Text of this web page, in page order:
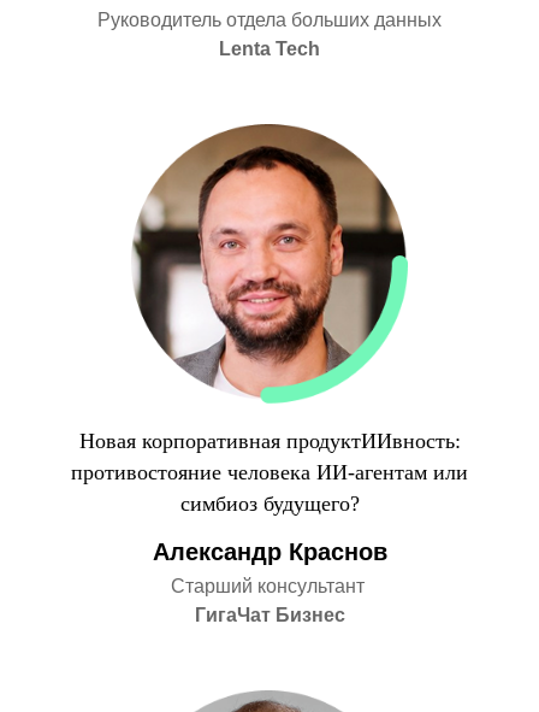
Руководитель отдела больших данных
Lenta Tech
Новая корпоративная продуктИИвность:
противостояние человека ИИ-агентам или
симбиоз будущего?
Александр Краснов
Старший консультант
ГигаЧат Бизнес